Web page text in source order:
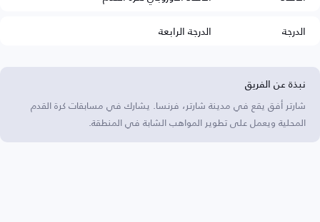
الدرجة
الدرجة الرابعة
نبذة عن الفريق
شارتر أفق يقع في مدينة شارتر، فرنسا. يشارك في مسابقات كرة القدم
المحلية ويعمل على تطوير المواهب الشابة في المنطقة.